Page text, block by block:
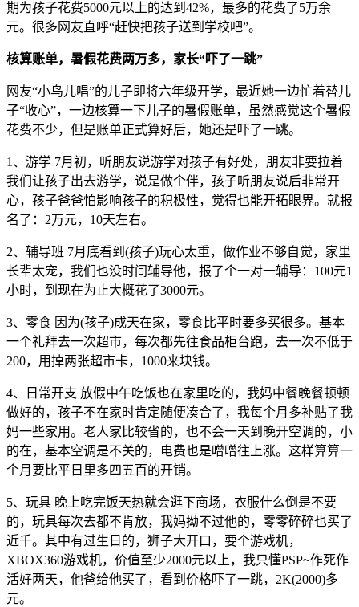
期为孩子花费5000元以上的达到42%，最多的花费了5万余
元。很多网友直呼“赶快把孩子送到学校吧”。
核算账单，暑假花费两万多，家长“吓了一跳”
网友“小鸟儿唱”的儿子即将六年级开学，最近她一边忙着替儿
子“收心”，一边核算一下儿子的暑假账单，虽然感觉这个暑假
花费不少，但是账单正式算好后，她还是吓了一跳。
1、游学 7月初，听朋友说游学对孩子有好处，朋友非要拉着
我们让孩子出去游学，说是做个伴，孩子听朋友说后非常开
心，孩子爸爸怕影响孩子的积极性，觉得也能开拓眼界。就报
名了：2万元，10天左右。
2、辅导班 7月底看到(孩子)玩心太重，做作业不够自觉，家里
长辈太宠，我们也没时间辅导他，报了个一对一辅导：100元1
小时，到现在为止大概花了3000元。
3、零食 因为(孩子)成天在家，零食比平时要多买很多。基本
一个礼拜去一次超市，每次都先往食品柜台跑，去一次不低于
200，用掉两张超市卡，1000来块钱。
4、日常开支 放假中午吃饭也在家里吃的，我妈中餐晚餐顿顿
做好的，孩子不在家时肯定随便凑合了，我每个月多补贴了我
妈一些家用。老人家比较省的，也不会一天到晚开空调的，小
的在，基本空调是不关的，电费也是噌噌往上涨。这样算算一
个月要比平日里多四五百的开销。
5、玩具 晚上吃完饭天热就会逛下商场，衣服什么倒是不要
的，玩具每次去都不肯放，我妈拗不过他的，零零碎碎也买了
近千。其中有过生日的，狮子大开口，要个游戏机，
XBOX360游戏机，价值至少2000元以上，我只懂PSP~作死作
活好两天，他爸给他买了，看到价格吓了一跳，2K(2000)多
元。